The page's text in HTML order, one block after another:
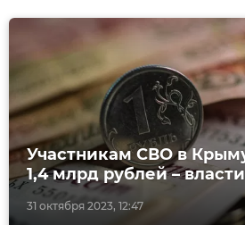
31 октября 2023, 12:47
Участникам СВО в
1,4 млрд рублей – власти